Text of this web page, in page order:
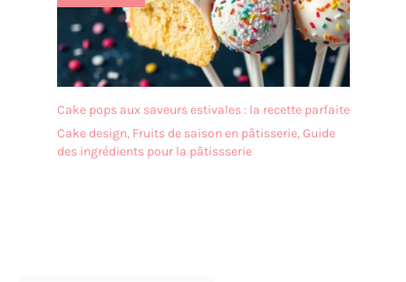
Cake pops aux saveurs estivales : la recette parfaite
Cake design, Fruits de saison en pâtisserie,Guide
des ingrédients pour la pâtissserie